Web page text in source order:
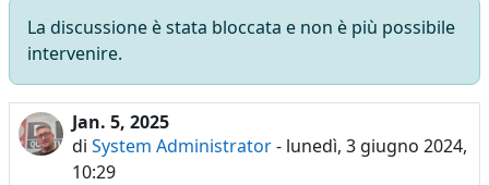
La discussione è stata bloccata e non è più possibile
intervenire.
Jan. 5, 2025
di System Administrator- lunedì, 3 giugno 2024,
10:29
Numero di risposte: 0